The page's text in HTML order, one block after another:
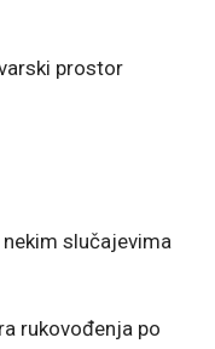
prostor
slučajevima
rukovođenja po